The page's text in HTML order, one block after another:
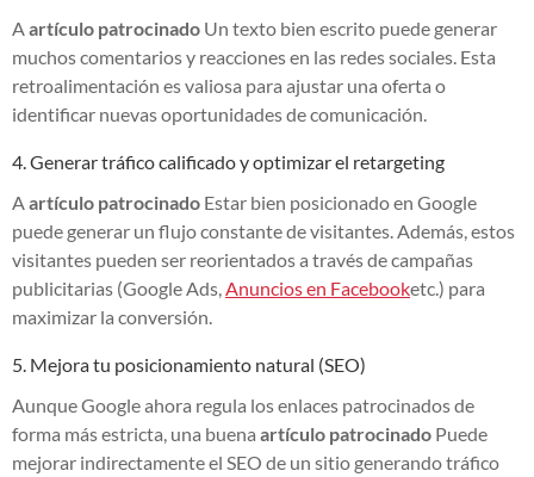
A artículo patrocinado Un texto bien escrito puede generar
muchos comentarios y reacciones en las redes sociales. Esta
retroalimentación es valiosa para ajustar una oferta o
identificar nuevas oportunidades de comunicación.
4. Generar tráfico calificado y optimizar el retargeting
A artículo patrocinado Estar bien posicionado en Google
puede generar un flujo constante de visitantes. Además, estos
visitantes pueden ser reorientados a través de campañas
publicitarias (Google Ads, Anuncios en Facebooketc.) para
maximizar la conversión.
5. Mejora tu posicionamiento natural (SEO)
Aunque Google ahora regula los enlaces patrocinados de
forma más estricta, una buena artículo patrocinado Puede
mejorar indirectamente el SEO de un sitio generando tráfico